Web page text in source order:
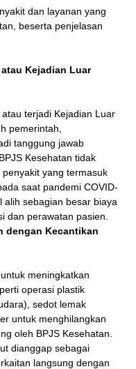
dan layanan yang
beserta penjelasan
Kejadian Luar
terjadi Kejadian Luar
pemerintah,
tanggung jawab
Kesehatan tidak
yang termasuk
saat pandemi COVID-
alih sebagian besar biaya
dan perawatan pasien.
dengan Kecantikan
meningkatkan
operasi plastik
sedot lemak
untuk menghilangkan
oleh BPJS Kesehatan.
dianggap sebagai
langsung dengan